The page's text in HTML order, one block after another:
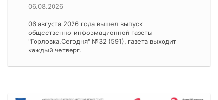
06.08.2026
06 августа 2026 года вышел выпуск
общественно-информационной газеты
"Горловка.Сегодня" №32 (591), газета выходит
каждый четверг.